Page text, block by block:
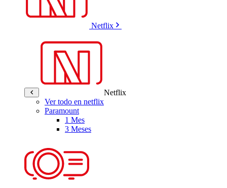
Netflix
Netflix
Ver todo en netflix
Paramount
1 Mes
3 Meses